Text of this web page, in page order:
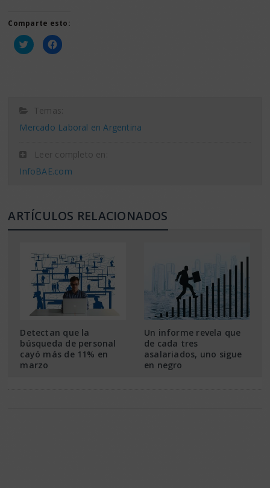
Comparte esto:
Haz
clic
una
ventana
nueva)
Haz
clic
una
ventana
nueva)
Temas:
Mercado Laboral en Argentina
Leer completo en:
InfoBAE.com
ARTÍCULOS RELACIONADOS
Detectan que la
búsqueda de personal
cayó más de 11% en
marzo
Un informe revela que
de cada tres
asalariados, uno sigue
en negro